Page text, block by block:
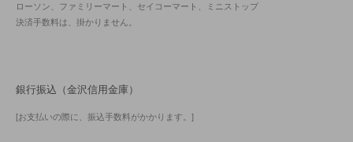
ローソン、ファミリーマート、セイコーマート、ミニストップ
決済手数料は、掛かりません。
銀行振込（金沢信用金庫）
[お支払いの際に、振込手数料がかかります。]